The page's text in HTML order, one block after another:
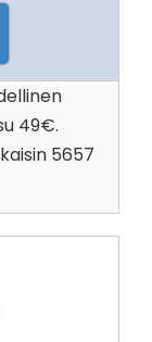
49€.
5657